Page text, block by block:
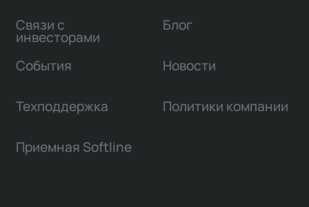
Связи с
инвесторами
Блог
События Новости
Техподдержка Политики компании
Приемная Softline